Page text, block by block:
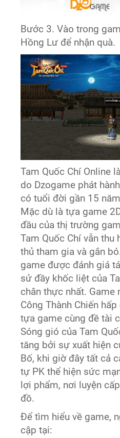
Bước 3. Vào trong
Hồng Lư để nhận quà.
Tam Quốc Chí Online
do Dzogame phát
có tuổi đời gần 15
Mặc dù là tựa game
đầu của thị trường
Tam Quốc Chí vẫn
thủ tham gia và gắn
game được đánh giá
sử đầy khốc liệt của
chân thực nhất.
Công Thành Chiến
tựa game cùng đề tài
Sóng gió của Tam
tăng bởi sự xuất hiện
Bố, khi giờ đây tất cả
tự PK thể hiện sức
lợi phẩm, nơi luyện
đồ.
Để tìm hiểu về game,
cập tại: